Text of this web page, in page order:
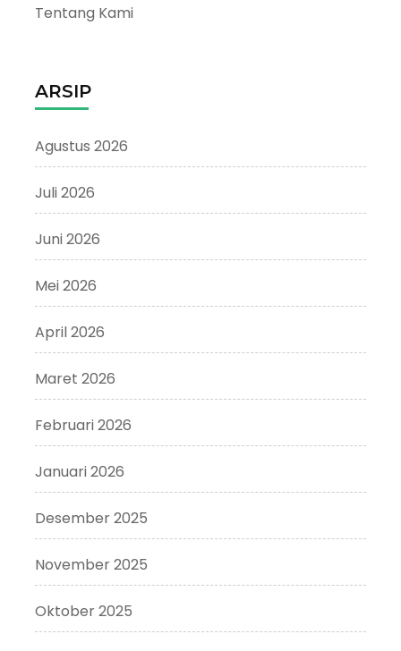
Tentang Kami
ARSIP
Agustus 2026
Juli 2026
Juni 2026
Mei 2026
April 2026
Maret 2026
Februari 2026
Januari 2026
Desember 2025
November 2025
Oktober 2025